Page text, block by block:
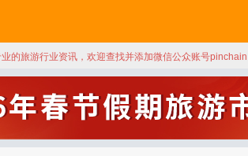
的旅游行业资讯，欢迎查找并添加微信公众账号pinchain